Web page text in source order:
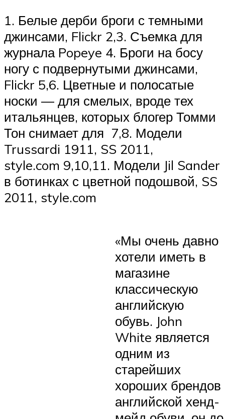
1. Белые дерби броги с темными
джинсами, Flickr 2,3. Съемка для
журнала Popeye 4. Броги на босу
ногу с подвернутыми джинсами,
Flickr 5,6. Цветные и полосатые
носки — для смелых, вроде тех
итальянцев, которых блогер Томми
Тон снимает для 7,8. Модели
Trussardi 1911, SS 2011,
style.com 9,10,11. Модели Jil Sander
в ботинках с цветной подошвой, SS
2011, style.com
«Мы очень давно
хотели иметь в
магазине
классическую
английскую
обувь. John
White является
одним из
старейших
хороших брендов
английской хенд-